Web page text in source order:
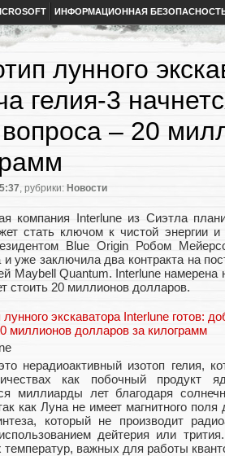
ИНФОРМАЦИОННАЯ
лунного
гелия-3
– 20
, рубрики: Новости
компания Interlune из Сиэтла
стать ключом к чистой энергии
Blue Origin Робом
и уже заключила два контракта на
Maybell Quantum. Interlune намерена
стоить 20 миллионов долларов.
нерадиоактивный изотоп гелия,
как побочный продукт
миллиарды лет благодаря
как Луна не имеет магнитного
который не производит
дейтерия или
температур, важных для работы